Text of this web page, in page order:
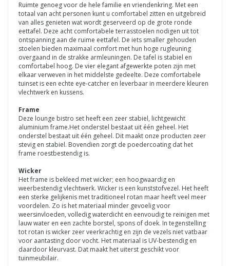
Ruimte genoeg voor de hele familie en vriendenkring. Met een
totaal van acht personen kunt u comfortabel zitten en uitgebreid
van alles genieten wat wordt geserveerd op de grote ronde
eettafel. Deze acht comfortabele terrasstoelen nodigen uit tot
ontspanning aan de ruime eettafel. De iets smaller gehouden
stoelen bieden maximaal comfort met hun hoge rugleuning
overgaand in de strakke armleuningen. De tafel is stabiel en
comfortabel hoog. De vier elegant afgewerkte poten zijn met
elkaar verweven in het middelste gedeelte. Deze comfortabele
tuinset is een echte eye-catcher en leverbaar in meerdere kleuren
vlechtwerk en kussens.
Frame
Deze lounge bistro set heeft een zeer stabiel, lichtgewicht
aluminium frame.Het onderstel bestaat uit één geheel. Het
onderstel bestaat uit één geheel. Dit maakt onze producten zeer
stevig en stabiel. Bovendien zorgt de poedercoating dat het
frame roestbestendig is.
Wicker
Het frame is bekleed met wicker; een hoogwaardig en
weerbestendig vlechtwerk. Wicker is een kunststofvezel. Het heeft
een sterke gelijkenis met traditioneel rotan maar heeft veel meer
voordelen. Zo is het materiaal minder gevoelig voor
weersinvloeden, volledig waterdicht en eenvoudig te reinigen met
lauw water en een zachte borstel, spons of doek. In tegenstelling
tot rotan is wicker zeer veerkrachtig en zijn de vezels niet vatbaar
voor aantasting door vocht. Het materiaal is UV-bestendig en
daardoor kleurvast. Dat maakt het uiterst geschikt voor
tuinmeubilair.